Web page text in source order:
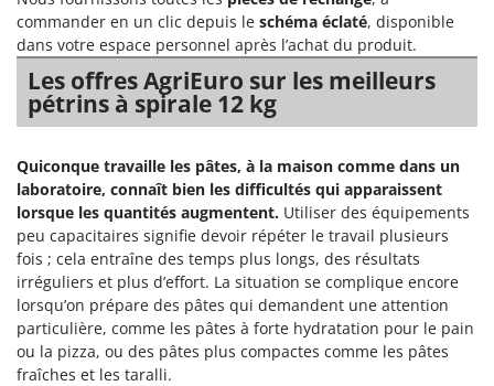
commander en un clic depuis le schéma éclaté, disponible
dans votre espace personnel après l’achat du produit.
Les offres AgriEuro sur les meilleurs
pétrins à spirale 12 kg
Quiconque travaille les pâtes, à la maison comme dans un
laboratoire, connaît bien les difficultés qui apparaissent
lorsque les quantités augmentent. Utiliser des équipements
peu capacitaires signifie devoir répéter le travail plusieurs
fois ; cela entraîne des temps plus longs, des résultats
irréguliers et plus d’effort. La situation se complique encore
lorsqu’on prépare des pâtes qui demandent une attention
particulière, comme les pâtes à forte hydratation pour le pain
ou la pizza, ou des pâtes plus compactes comme les pâtes
fraîches et les taralli.